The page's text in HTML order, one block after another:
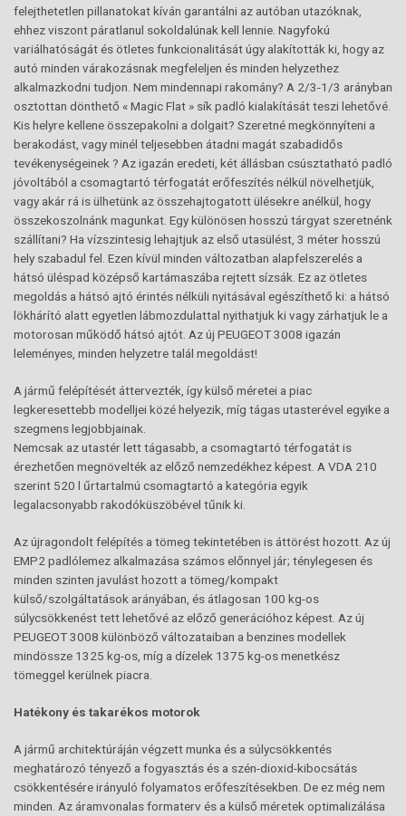
felejthetetlen pillanatokat kíván garantálni az autóban utazóknak,
ehhez viszont páratlanul sokoldalúnak kell lennie. Nagyfokú
variálhatóságát és ötletes funkcionalitását úgy alakították ki, hogy az
autó minden várakozásnak megfeleljen és minden helyzethez
alkalmazkodni tudjon. Nem mindennapi rakomány? A 2/3-1/3 arányban
osztottan dönthető « Magic Flat » sík padló kialakítását teszi lehetővé.
Kis helyre kellene összepakolni a dolgait? Szeretné megkönnyíteni a
berakodást, vagy minél teljesebben átadni magát szabadidős
tevékenységeinek ? Az igazán eredeti, két állásban csúsztatható padló
jóvoltából a csomagtartó térfogatát erőfeszítés nélkül növelhetjük,
vagy akár rá is ülhetünk az összehajtogatott ülésekre anélkül, hogy
összekoszolnánk magunkat. Egy különösen hosszú tárgyat szeretnénk
szállítani? Ha vízszintesig lehajtjuk az első utasülést, 3 méter hosszú
hely szabadul fel. Ezen kívül minden változatban alapfelszerelés a
hátsó üléspad középső kartámaszába rejtett sízsák. Ez az ötletes
megoldás a hátsó ajtó érintés nélküli nyitásával egészíthető ki: a hátsó
lökhárító alatt egyetlen lábmozdulattal nyithatjuk ki vagy zárhatjuk le a
motorosan működő hátsó ajtót. Az új PEUGEOT 3008 igazán
leleményes, minden helyzetre talál megoldást!
A jármű felépítését áttervezték, így külső méretei a piac
legkeresettebb modelljei közé helyezik, míg tágas utasterével egyike a
szegmens legjobbjainak.
Nemcsak az utastér lett tágasabb, a csomagtartó térfogatát is
érezhetően megnövelték az előző nemzedékhez képest. A VDA 210
szerint 520 l űrtartalmú csomagtartó a kategória egyik
legalacsonyabb rakodóküszöbével tűnik ki.
Az újragondolt felépítés a tömeg tekintetében is áttörést hozott. Az új
EMP2 padlólemez alkalmazása számos előnnyel jár; ténylegesen és
minden szinten javulást hozott a tömeg/kompakt
külső/szolgáltatások arányában, és átlagosan 100 kg-os
súlycsökkenést tett lehetővé az előző generációhoz képest. Az új
PEUGEOT 3008 különböző változataiban a benzines modellek
mindössze 1325 kg-os, míg a dízelek 1375 kg-os menetkész
tömeggel kerülnek piacra.
Hatékony és takarékos motorok
A jármű architektúráján végzett munka és a súlycsökkentés
meghatározó tényező a fogyasztás és a szén-dioxid-kibocsátás
csökkentésére irányuló folyamatos erőfeszítésekben. De ez még nem
minden. Az áramvonalas formaterv és a külső méretek optimalizálása